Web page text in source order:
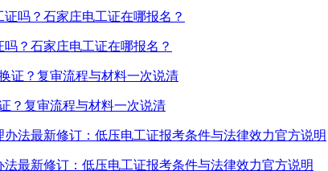
？石家庄电工证在哪报名？
？复审流程与材料一次说清
法最新修订：低压电工证报考条件与法律效力官方说明